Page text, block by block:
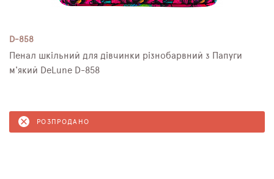
D-858
Пенал шкільний для дівчинки різнобарвний з Папуги
м'який DeLune D-858
РОЗПРОДАНО